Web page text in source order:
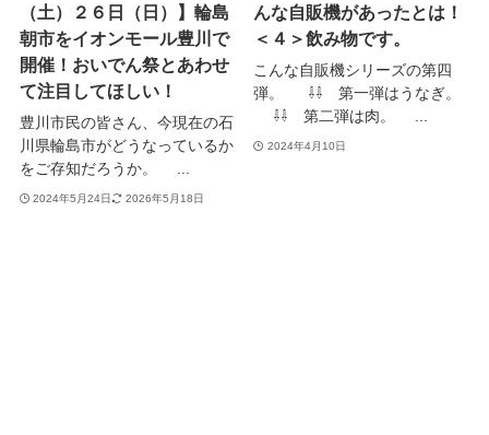
（土）２６日（日）】輪島
朝市をイオンモール豊川で
開催！おいでん祭とあわせ
て注目してほしい！
豊川市民の皆さん、今現在の石
川県輪島市がどうなっているか
をご存知だろうか。 ...
2024年5月24日 2026年5月18日
んな自販機があったとは！
＜４＞飲み物です。
こんな自販機シリーズの第四
弾。 ⇩⇩ 第一弾はうなぎ。
⇩⇩ 第二弾は肉。 ...
2024年4月10日